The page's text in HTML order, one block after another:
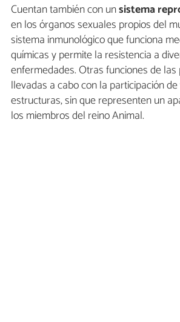
Cuentan también con unsistema
en los órganos sexuales propios del
sistema inmunológico que funciona
químicas y permite la resistencia a
enfermedades. Otras funciones de
llevadas a cabo con la participación
estructuras, sin que representen un
los miembros del reino Animal.